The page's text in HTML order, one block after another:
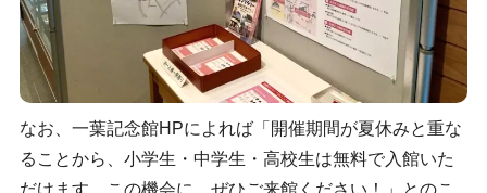
なお、一葉記念館HPによれば「開催期間が夏休みと重な
ることから、小学生・中学生・高校生は無料で入館いた